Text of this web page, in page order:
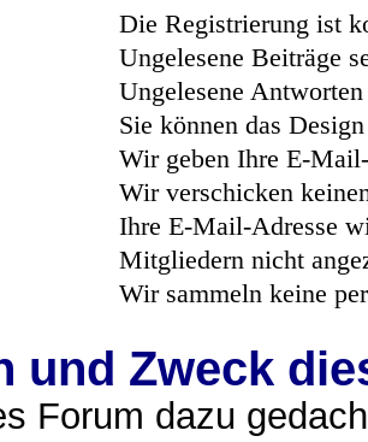
Die Registrierung ist
Ungelesene Beiträge
Ungelesene
Sie können das
Wir geben Ihre E-
Wir verschicken
Ihre E-Mail-Adresse
Mitgliedern nicht
Wir sammeln keine
und Zweck
Forum dazu